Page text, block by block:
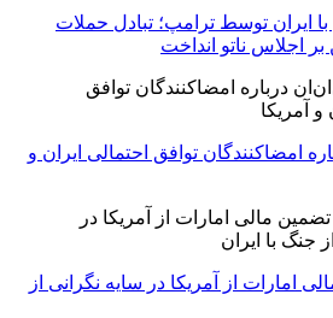
با ایران توسط ترامپ؛ تبادل حملات
اجلاس ناتو انداخت
امضاکنندگان توافق احتمالی ایران و
امارات از آمریکا در سایه نگرانی از